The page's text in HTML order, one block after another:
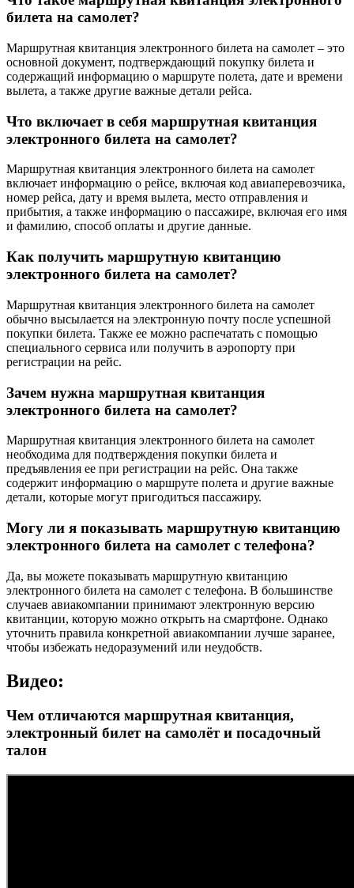
билета на самолет?
Маршрутная квитанция электронного билета на самолет – это
основной документ, подтверждающий покупку билета и
содержащий информацию о маршруте полета, дате и времени
вылета, а также другие важные детали рейса.
Что включает в себя маршрутная квитанция
электронного билета на самолет?
Маршрутная квитанция электронного билета на самолет
включает информацию о рейсе, включая код авиаперевозчика,
номер рейса, дату и время вылета, место отправления и
прибытия, а также информацию о пассажире, включая его имя
и фамилию, способ оплаты и другие данные.
Как получить маршрутную квитанцию
электронного билета на самолет?
Маршрутная квитанция электронного билета на самолет
обычно высылается на электронную почту после успешной
покупки билета. Также ее можно распечатать с помощью
специального сервиса или получить в аэропорту при
регистрации на рейс.
Зачем нужна маршрутная квитанция
электронного билета на самолет?
Маршрутная квитанция электронного билета на самолет
необходима для подтверждения покупки билета и
предъявления ее при регистрации на рейс. Она также
содержит информацию о маршруте полета и другие важные
детали, которые могут пригодиться пассажиру.
Могу ли я показывать маршрутную квитанцию
электронного билета на самолет с телефона?
Да, вы можете показывать маршрутную квитанцию
электронного билета на самолет с телефона. В большинстве
случаев авиакомпании принимают электронную версию
квитанции, которую можно открыть на смартфоне. Однако
уточнить правила конкретной авиакомпании лучше заранее,
чтобы избежать недоразумений или неудобств.
Видео:
Чем отличаются маршрутная квитанция,
электронный билет на самолёт и посадочный
талон